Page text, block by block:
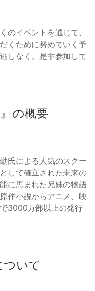
のイベントを通じて、
くために努めていく予
しなく、是非参加して
の概要
氏による人気のスクー
して確立された未来の
に恵まれた兄妹の物語
作小説からアニメ、映
3000万部以上の発行
ついて